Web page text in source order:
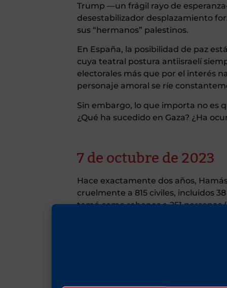
Trump —un frágil rayo de
desestabilizador desplazamiento
sus “hermanos” palestinos.
En España, la posibilidad de paz
cuya teatral postura antiisraelí
electorales más que por el interés
personaje amoral se ríe
Sin embargo, lo que importa no es
¿Qué ha sucedido en Gaza? ¿Ha
7 de octubre de 2023
Hace exactamente dos años,
cruelmente a 815 civiles, incluidos
tomó como rehenes a 251
condiciones inhumanas. Algunos no
Inmediatamente después del
me impulsó a llamar a un viejo
conversación, compartimos
objetivo paralizar los Acuerdos de